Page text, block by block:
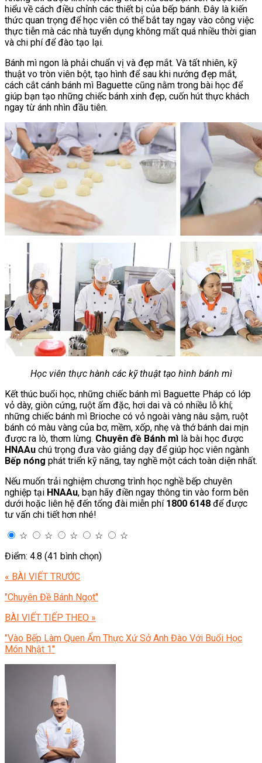
hiểu về cách điều chỉnh các thiết bị của bếp bánh. Đây là kiến
thức quan trọng để học viên có thể bắt tay ngay vào công việc
thực tiễn mà các nhà tuyển dụng không mất quá nhiều thời gian
và chi phí để đào tạo lại.
Bánh mì ngon là phải chuẩn vị và đẹp mắt. Và tất nhiên, kỹ
thuật vo tròn viên bột, tạo hình để sau khi nướng đẹp mắt,
cách cắt cánh bánh mì Baguette cũng nằm trong bài học để
giúp bạn tạo những chiếc bánh xinh đẹp, cuốn hút thực khách
ngay từ ánh nhìn đầu tiên.
Học viên thực hành các kỹ thuật tạo hình bánh mì
Kết thúc buổi học, những chiếc bánh mì Baguette Pháp có lớp
vỏ dày, giòn cứng, ruột ấm đặc, hơi dai và có nhiều lỗ khí;
những chiếc bánh mì Brioche có vỏ ngoài vàng nâu sậm, ruột
bánh có màu vàng của bơ, mềm, xốp, nhẹ và thớ bánh dai mịn
được ra lò, thơm lừng. Chuyên đề Bánh mì là bài học được
HNAAu chú trọng đưa vào giảng dạy để giúp học viên ngành
Bếp nóng phát triển kỹ năng, tay nghề một cách toàn diện nhất.
Nếu muốn trải nghiệm chương trình học nghề bếp chuyên
nghiệp tại HNAAu, bạn hãy điền ngay thông tin vào form bên
dưới hoặc liên hệ đến tổng đài miễn phí 1800 6148 để được
tư vấn chi tiết hơn nhé!
☆
☆ ☆ ☆
☆
Điểm: 4.8 (41 bình chọn)
« BÀI VIẾT TRƯỚC
"Chuyên Đề Bánh Ngọt"
BÀI VIẾT TIẾP THEO »
"Vào Bếp Làm Quen Ẩm Thực Xứ Sở Anh Đào Với Buổi Học
Món Nhật 1"